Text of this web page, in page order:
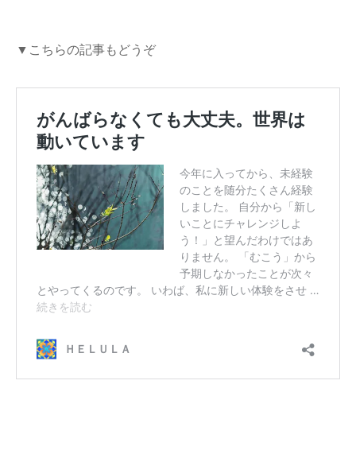
▼こちらの記事もどうぞ